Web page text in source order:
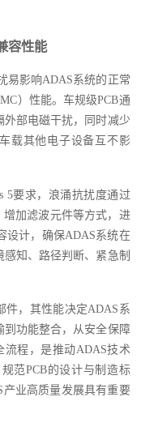
容性能
易影响ADAS系统的正常
）性能。车规级PCB通
部电磁干扰，同时减少
载其他电子设备互不影
5要求，浪涌抗扰度通过
增加滤波元件等方式，进
设计，确保ADAS系统在
知、路径判断、紧急制
件，其性能决定ADAS系
到功能整合，从安全保障
流程，是推动ADAS技术
范PCB的设计与制造标
业高质量发展具有重要